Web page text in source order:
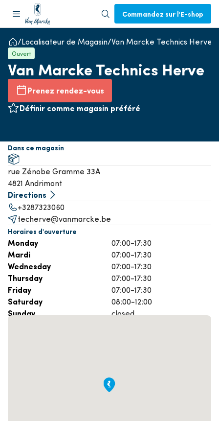
Commandez sur l'E-shop
Localisateur de Magasin Van Marcke Technics Herve
Ouvert
Van Marcke Technics Herve
Prenez rendez-vous
Définir comme magasin préféré
Dans ce magasin
rue Zénobe Gramme 33A
4821 Andrimont
Directions
+3287323060
techerve@vanmarcke.be
Horaires d'ouverture
Monday 07:00-17:30
Mardi 07:00-17:30
Wednesday 07:00-17:30
Thursday 07:00-17:30
Friday 07:00-17:30
Saturday 08:00-12:00
Sunday closed